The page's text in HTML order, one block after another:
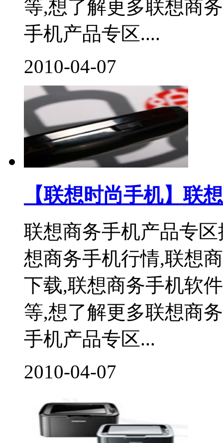
等,想了解更多联想商
手机产品专区....
2010-04-07
【联想时尚手机】联
联想商务手机产品专
想商务手机行情,联想
下载,联想商务手机软
等,想了解更多联想商
手机产品专区...
2010-04-07